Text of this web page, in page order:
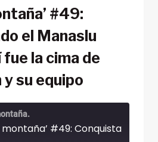
#49:
el Manaslu
fue la cima de
su equipo